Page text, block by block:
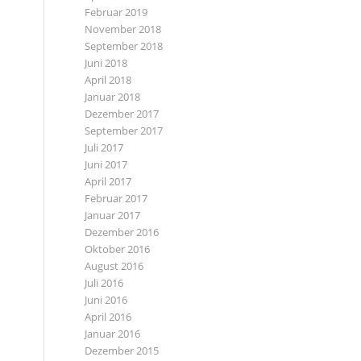
Februar 2019
November 2018
September 2018
Juni 2018
April 2018
Januar 2018
Dezember 2017
September 2017
Juli 2017
Juni 2017
April 2017
Februar 2017
Januar 2017
Dezember 2016
Oktober 2016
August 2016
Juli 2016
Juni 2016
April 2016
Januar 2016
Dezember 2015